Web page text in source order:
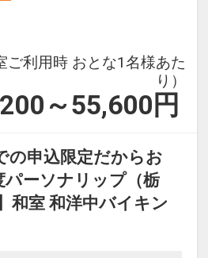
ご利用時 おとな1名様あた
り）
～55,600 円
の申込限定だからお
パーソナリップ（栃
和室 和洋中バイキン